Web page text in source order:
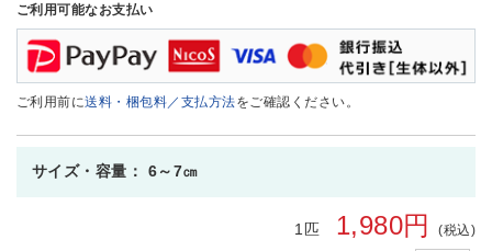
ご利用可能なお支払い
ご利用前に送料・梱包料／支払方法をご確認ください。
サイズ・容量： 6～7㎝
1匹 1,980円(税込)